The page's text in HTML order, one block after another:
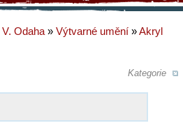
Odaha » Výtvarné umění »Akryl
Kategorie